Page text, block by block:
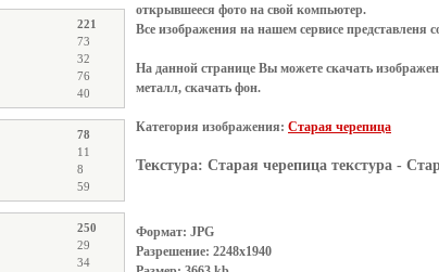
221
73
32
76
40
78
11
8
59
250
29
34
открывшееся фото на свой компьютер.
Все изображения на нашем сервисе представленя
На данной странице Вы можете скачать
металл, скачать фон.
Категория изображения: Старая черепица
Текстура: Старая черепица текстура -
Формат: JPG
Разрешение: 2248x1940